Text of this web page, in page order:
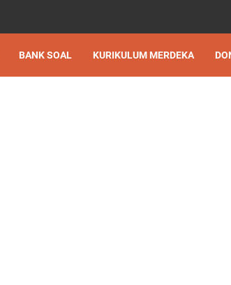
BANK SOAL KURIKULUM MERDEKA